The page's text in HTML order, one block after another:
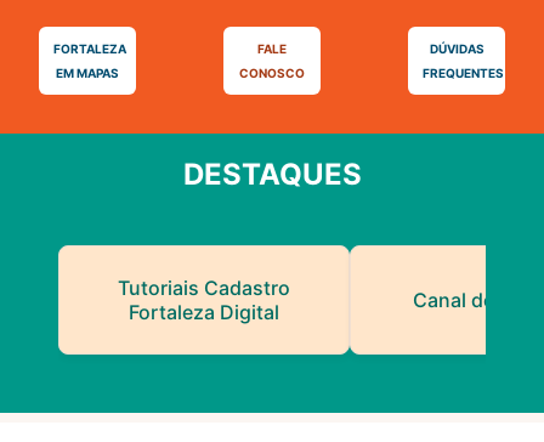
FORTALEZA
EM MAPAS
FALE
CONOSCO
DÚVIDAS
FREQUENTES
DESTAQUES
Tutoriais Cadastro
Fortaleza Digital
Canal do